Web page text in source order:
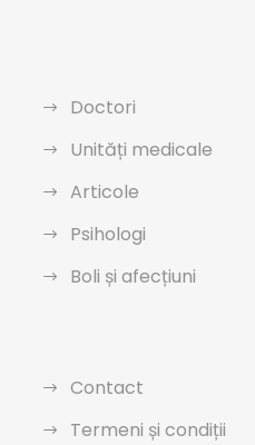
Doctori
Unități medicale
Articole
Psihologi
Boli și afecțiuni
Contact
Termeni și condiții